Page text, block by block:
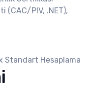
(CAC/PIV, .NET),
Standart Hesaplama